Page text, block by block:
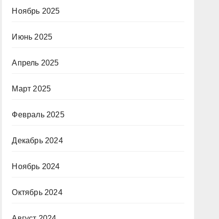
Ноябрь 2025
Июнь 2025
Апрель 2025
Март 2025
Февраль 2025
Декабрь 2024
Ноябрь 2024
Октябрь 2024